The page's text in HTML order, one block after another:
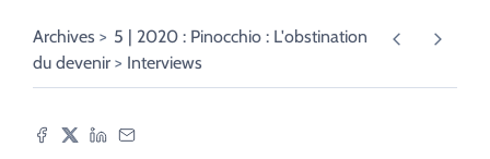
Archives
5 | 2020 : Pinocchio : L'obstination
du devenir
Interviews